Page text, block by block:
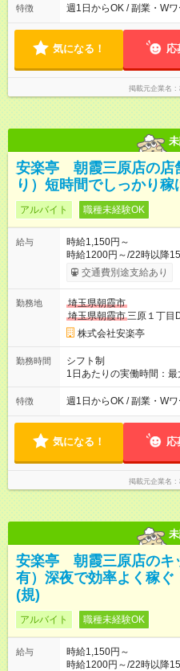
トは自己申告制だから私
して短時間」など希望に
特徴 週1日からOK / 副業・W
気になる！ 応
掲載元企業名
安楽亭 朝霞三原店の店
り）短時間でしっかり
アルバイト 職種未経験OK
給与
時給1,150円～
時給1200円～/22時以降1500円 ＜土日祝時給+50円
時給1150円 【試用期間】試用期間あり 試用期間の長さ：12ヶ
月 雇用形態、給与は本
交通費別途支給あり
勤務地
埼玉県朝霞市
埼玉県朝霞市三原１丁目
株式会社安楽亭
勤務時間
シフト制
1日あたりの実働時間：
制！ 週1日～・1日3時間
での勤務 ＊短時間OK！学業と両立◎ ＊週4日以上のしっかり勤
暇の予定に合わせてのシ
特徴 週1日からOK / 副業・W
気になる！ 応
掲載元企業名
安楽亭 朝霞三原店のキ
有）深夜で効率よく稼
(規)
アルバイト 職種未経験OK
給与
時給1,150円～
時給1200円～/22時以降1500円 ＜土日祝時給+50円